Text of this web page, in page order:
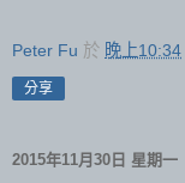
Peter Fu 於 晚上10:34
分享
2015年11月30日 星期一